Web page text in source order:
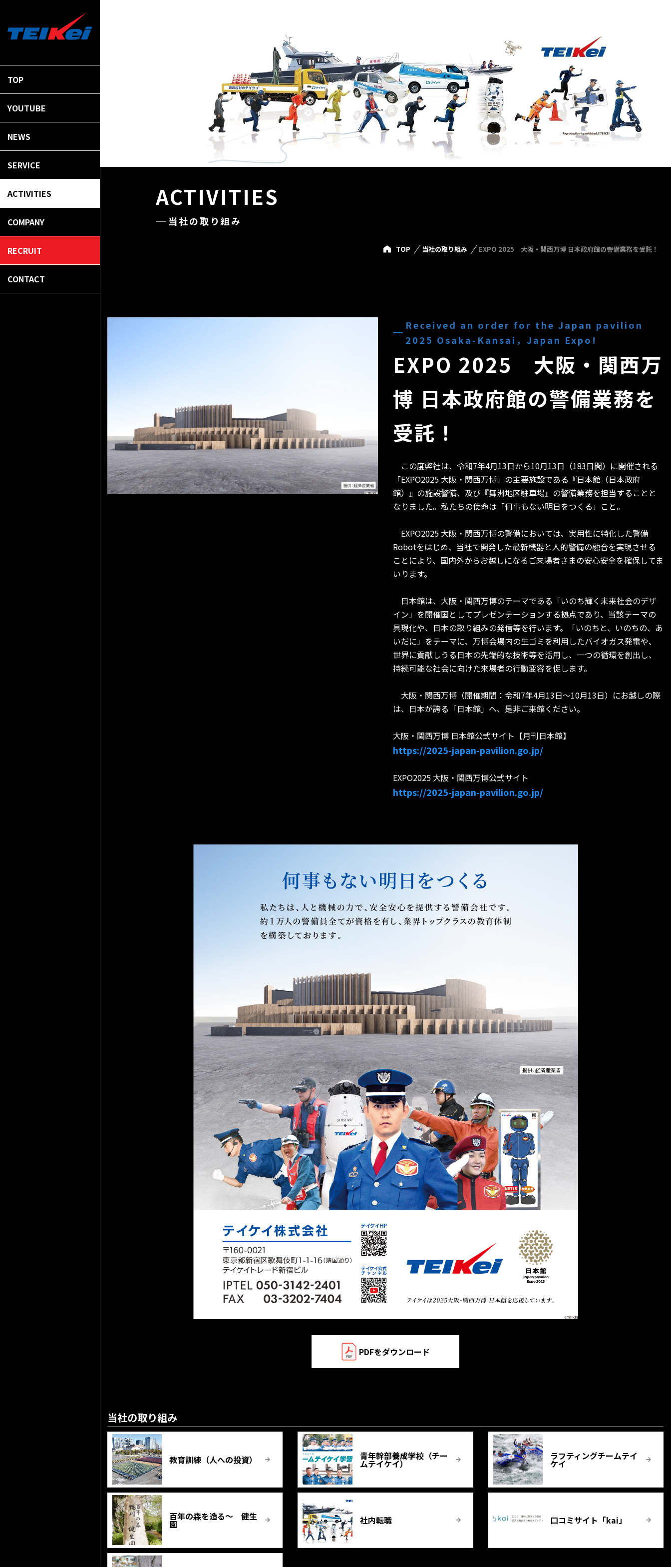
TOP
YOUTUBE
NEWS
SERVICE
ACTIVITIES
COMPANY
RECRUIT
CONTACT
ACTIVITIES
当社の取り組み
TOP 当社の取り組み EXPO 2025 大阪・関西万博 日本政府館の警備業務を受託！
Received an order for the Japan pavilion
2025 Osaka-Kansai，Japan Expo!
EXPO 2025 大阪・関西万
博 日本政府館の警備業務を
受託！
この度弊社は、令和7年4月13日から10月13日（183日間）に開催される
「EXPO2025 大阪・関西万博」の主要施設である『日本館（日本政府
館）』の施設警備、及び『舞洲地区駐車場』の警備業務を担当することと
なりました。私たちの使命は「何事もない明日をつくる」こと。
EXPO2025 大阪・関西万博の警備においては、実用性に特化した警備
Robotをはじめ、当社で開発した最新機器と人的警備の融合を実現させる
ことにより、国内外からお越しになるご来場者さまの安心安全を確保してま
いります。
日本館は、大阪・関西万博のテーマである「いのち輝く未来社会のデザ
イン」を開催国としてプレゼンテーションする拠点であり、当該テーマの
具現化や、日本の取り組みの発信等を行います。「いのちと、いのちの、あ
いだに」をテーマに、万博会場内の生ゴミを利用したバイオガス発電や、
世界に貢献しうる日本の先端的な技術等を活用し、一つの循環を創出し、
持続可能な社会に向けた来場者の行動変容を促します。
大阪・関西万博（開催期間：令和7年4月13日〜10月13日）にお越しの際
は、日本が誇る「日本館」へ、是非ご来館ください。
大阪・関西万博 日本館公式サイト【月刊日本館】
https://2025-japan-pavilion.go.jp/
EXPO2025 大阪・関西万博公式サイト
https://2025-japan-pavilion.go.jp/
PDFをダウンロード
当社の取り組み
教育訓練（人への投資） 青年幹部養成学校（チー
ムテイケイ）
ラフティングチームテイ
ケイ
百年の森を造る～ 健生
園 社内転職 口コミサイト「kai」